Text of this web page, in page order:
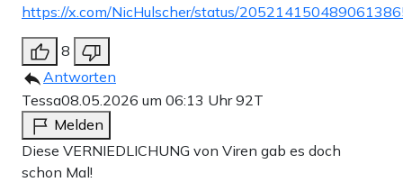
https://x.com/NicHulscher/status/
8
Antworten
Tessa08.05.2026 um 06:13 Uhr92T
Melden
Diese VERNIEDLICHUNG von Viren gab es doch
schon Mal!